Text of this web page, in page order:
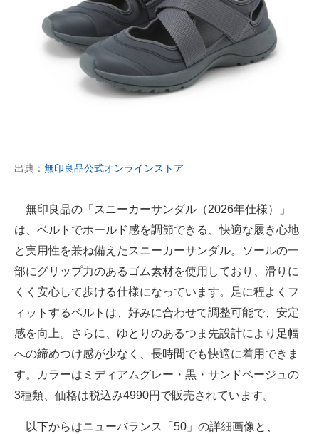
出典： 無印良品公式オンラインストア
無印良品の「スニーカーサンダル（2026年仕様）」
は、ベルトでホールド感を調節できる、快適な履き心地
と実用性を兼ね備えたスニーカーサンダル。ソールの一
部にグリップ力のあるゴム素材を使用しており、滑りに
くく安心して歩ける仕様になっています。足に程よくフ
ィットするベルトは、好みに合わせて調整可能で、安定
感を向上。さらに、ゆとりのあるつま先設計により足幅
への締めつけ感が少なく、長時間でも快適に着用できま
す。カラーはミディアムグレー・黒・サンドベージュの
3種類、価格は税込み4990円で販売されています。
以下からはニューバランス「50」の詳細画像と、